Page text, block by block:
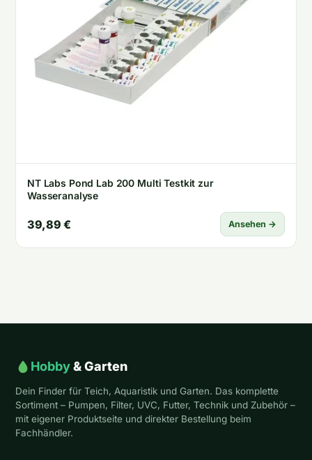
NT Labs Pond Lab 200 Multi Testkit zur
Wasseranalyse
39,89 € Ansehen →
Hobby& Garten
Dein Finder für Teich, Aquaristik und Garten. Das komplette
Sortiment – Pumpen, Filter, UVC, Futter, Technik und Zubehör –
mit eigener Produktseite und direkter Bestellung beim
Fachhändler.